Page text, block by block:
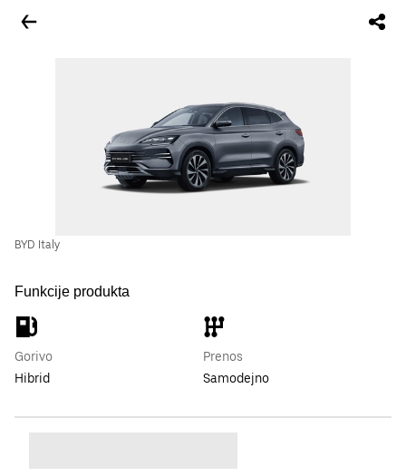
BYD Italy
Funkcije produkta
Gorivo
Hibrid
Prenos
Samodejno